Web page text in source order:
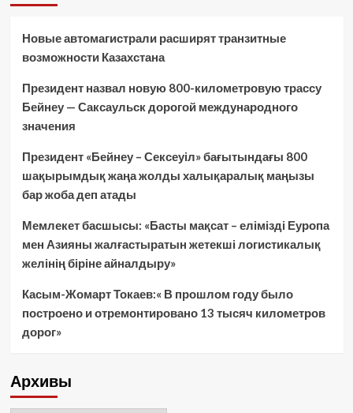
Новые автомагистрали расширят транзитные
возможности Казахстана
Президент назвал новую 800-километровую трассу
Бейнеу — Саксаульск дорогой международного
значения
Президент «Бейнеу – Сексеуіл» бағытындағы 800
шақырымдық жаңа жолды халықаралық маңызы
бар жоба деп атады
Мемлекет басшысы: «Басты мақсат – елімізді Еуропа
мен Азияны жалғастыратын жетекші логистикалық
желінің біріне айналдыру»
Касым-Жомарт Токаев:« В прошлом году было
построено и отремонтировано 13 тысяч километров
дорог»
Архивы